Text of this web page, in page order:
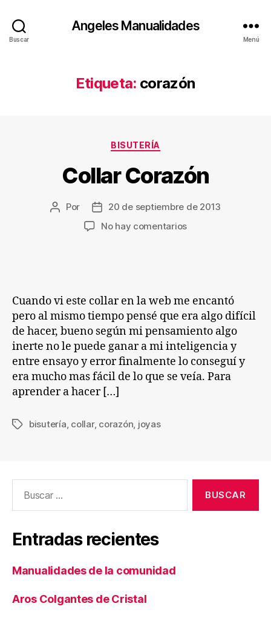
Buscar
Angeles Manualidades
Menú
Etiqueta: corazón
Categorías
BISUTERÍA
Collar Corazón
Autor
Por
Fecha
de
20 de septiembre de 2013
No hay comentariosen
Cuando vi este collar en la web me encantó
pero al mismo tiempo pensé que era algo difícil
de hacer, bueno según mi pensamiento algo
inerte no le puede ganar a mi inteligencia y
entre ensayo y error finalmente lo conseguí y
era mucho mas fácil de lo que se veía. Para
aprender a hacer […]
Etiquetas
bisutería collar, corazón joyas
Entradas recientes
Manualidades de la comunidad
Aros Colgantes de Cristal